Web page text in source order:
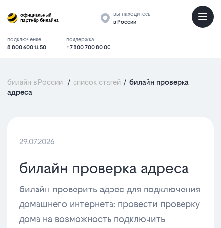
вы находитесь
в России
подключение
8 800 600 11 50
поддержка
+7 800 700 80 00
билайн в России / список статей / билайн проверка
адреса
29.07.2026
билайн проверка адреса
билайн проверить адрес для подключения
домашнего интернета: провести проверку
дома на возможность подключить